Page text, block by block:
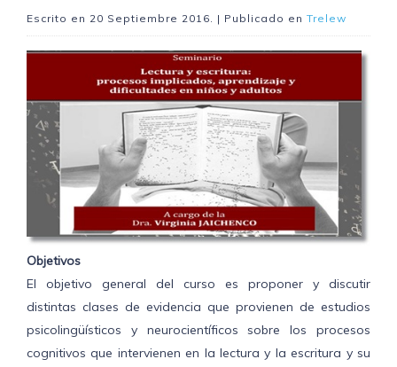
Escrito en 20 Septiembre 2016. | Publicado en Trelew
Objetivos
El objetivo general del curso es proponer y discutir
distintas clases de evidencia que provienen de estudios
psicolingüísticos y neurocientíficos sobre los procesos
cognitivos que intervienen en la lectura y la escritura y su